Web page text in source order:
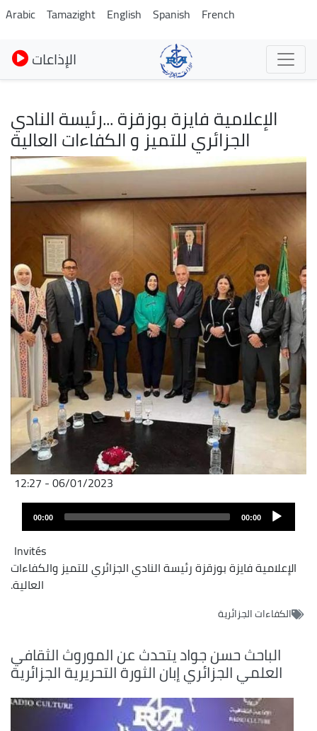
Skip
to
main
content
Arabic Tamazight English Spanish French
الإذاعات
الإعلامية فايزة بوزقزة ...رئيسة النادي
الجزائري للتميز و الكفاءات العالية
Image
06/01/2023 - 12:27
00:00
00:00
Invités
الإعلامية فايزة بوزقزة رئيسة النادي الجزائري للتميز والكفاءات
العالية.
الكفاءات الجزائرية
الباحث حسن جواد يتحدث عن الموروث الثقافي
العلمي الجزائري إبان الثورة التحريرية الجزائرية